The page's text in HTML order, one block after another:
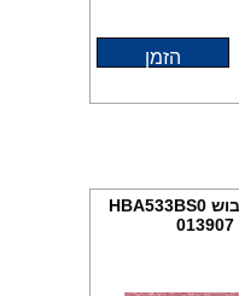
הזמן
מכסה זכוכית לתנור אפיה בוש HBA533BS0